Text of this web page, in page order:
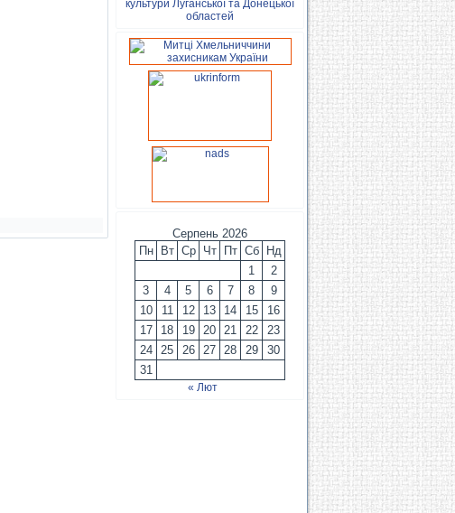
культури Луганської та Донецької
областей
Серпень 2026
Пн
Вт Ср Чт Пт Сб
Нд
1
2
3
4 5 6 7 8
9
10
11 12 13 14 15
16
17
18 19 20 21 22
23
24
25 26 27 28 29
30
31
« Лют